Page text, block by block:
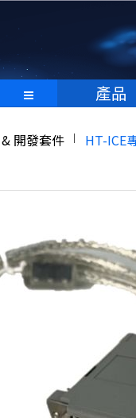
產品
開發套件 HT-ICE